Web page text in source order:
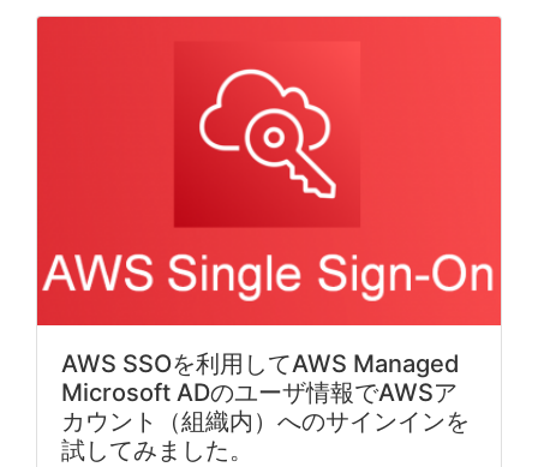
AWS SSOを利用してAWS Managed
Microsoft ADのユーザ情報でAWSア
カウント（組織内）へのサインインを
試してみました。